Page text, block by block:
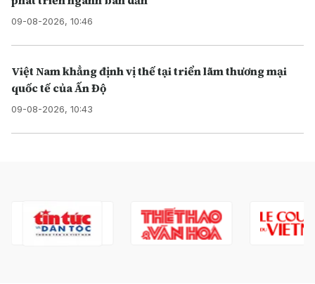
09-08-2026, 10:46
Việt Nam khẳng định vị thế tại triển lãm thương mại
quốc tế của Ấn Độ
09-08-2026, 10:43